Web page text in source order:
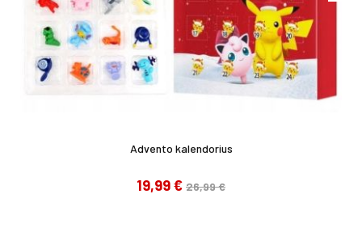
Advento kalendorius
19,99 € 26,99 €